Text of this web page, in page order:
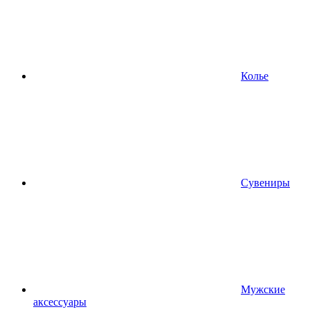
Колье
Сувениры
Мужские
аксессуары